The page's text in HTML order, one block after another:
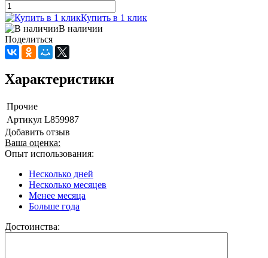
Купить в 1 клик
В наличии
Поделиться
Характеристики
Прочие
Артикул L859987
Добавить отзыв
Ваша оценка:
Опыт использования:
Несколько дней
Несколько месяцев
Менее месяца
Больше года
Достоинства: